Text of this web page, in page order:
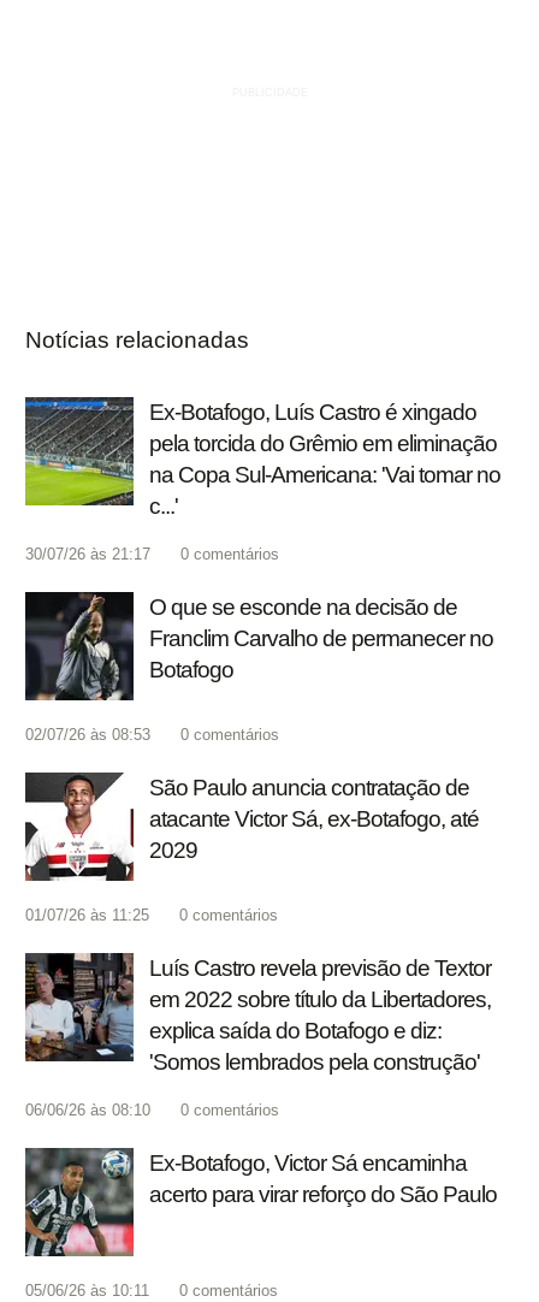
Notícias relacionadas
Ex-Botafogo, Luís Castro é xingado
pela torcida do Grêmio em eliminação
na Copa Sul-Americana: 'Vai tomar no
c...'
30/07/26 às 21:17 0 comentários
O que se esconde na decisão de
Franclim Carvalho de permanecer no
Botafogo
02/07/26 às 08:53 0 comentários
São Paulo anuncia contratação de
atacante Victor Sá, ex-Botafogo, até
2029
01/07/26 às 11:25 0 comentários
Luís Castro revela previsão de Textor
em 2022 sobre título da Libertadores,
explica saída do Botafogo e diz:
'Somos lembrados pela construção'
06/06/26 às 08:10 0 comentários
Ex-Botafogo, Victor Sá encaminha
acerto para virar reforço do São Paulo
05/06/26 às 10:11 0 comentários